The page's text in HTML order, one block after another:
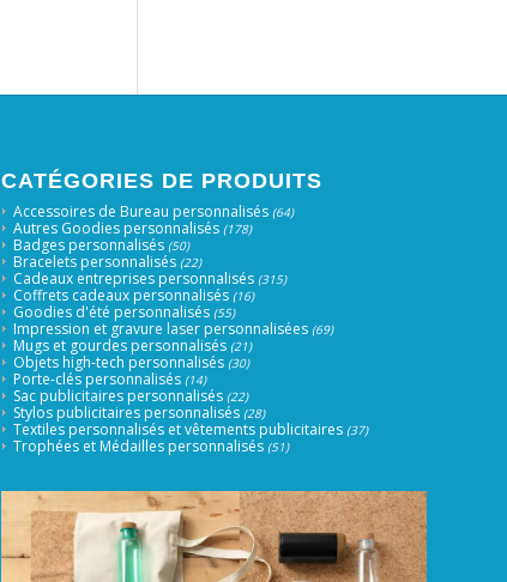
CATÉGORIES DE PRODUITS
Accessoires de Bureau personnalisés (64)
Autres Goodies personnalisés (178)
Badges personnalisés (50)
Bracelets personnalisés (22)
Cadeaux entreprises personnalisés (315)
Coffrets cadeaux personnalisés (16)
Goodies d'été personnalisés (55)
Impression et gravure laser personnalisées (69)
Mugs et gourdes personnalisés (21)
Objets high-tech personnalisés (30)
Porte-clés personnalisés (14)
Sac publicitaires personnalisés (22)
Stylos publicitaires personnalisés (28)
Textiles personnalisés et vêtements publicitaires (37)
Trophées et Médailles personnalisés (51)